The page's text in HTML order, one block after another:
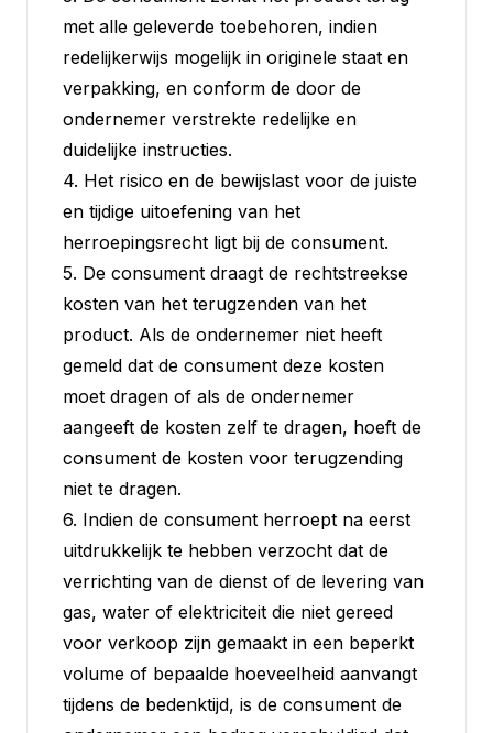
met alle geleverde toebehoren, indien
redelijkerwijs mogelijk in originele staat en
verpakking, en conform de door de
ondernemer verstrekte redelijke en
duidelijke instructies.
4. Het risico en de bewijslast voor de juiste
en tijdige uitoefening van het
herroepingsrecht ligt bij de consument.
5. De consument draagt de rechtstreekse
kosten van het terugzenden van het
product. Als de ondernemer niet heeft
gemeld dat de consument deze kosten
moet dragen of als de ondernemer
aangeeft de kosten zelf te dragen, hoeft de
consument de kosten voor terugzending
niet te dragen.
6. Indien de consument herroept na eerst
uitdrukkelijk te hebben verzocht dat de
verrichting van de dienst of de levering van
gas, water of elektriciteit die niet gereed
voor verkoop zijn gemaakt in een beperkt
volume of bepaalde hoeveelheid aanvangt
tijdens de bedenktijd, is de consument de